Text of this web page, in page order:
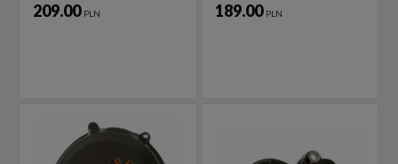
209.00 PLN 189.00 PLN